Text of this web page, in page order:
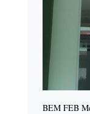
BEM FEB